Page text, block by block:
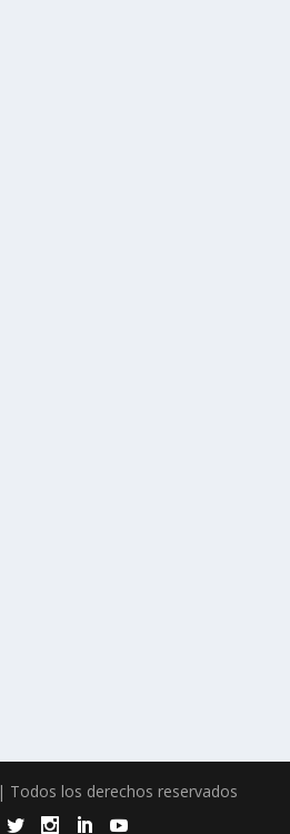
| Todos los derechos reservados